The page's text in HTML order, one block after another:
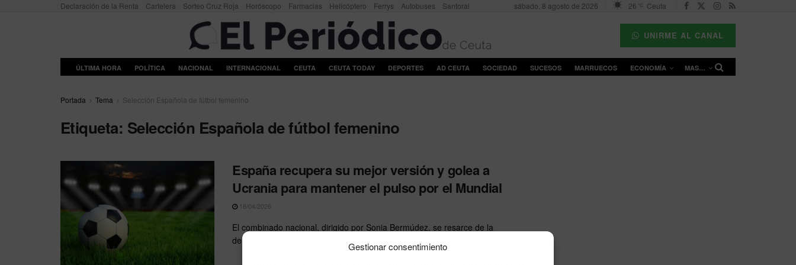
Gestionar consentimiento
Declaración de la Renta Cartelera Sorteo Cruz Roja Horóscopo Farmacias Helicóptero Ferrys Autobuses Santoral sábado, 8 agosto de 2026 26 °C Ceuta
UNIRME AL CANAL
ÚLTIMA HORA POLÍTICA NACIONAL INTERNACIONAL CEUTA CEUTA TODAY DEPORTES AD CEUTA SOCIEDAD SUCESOS MARRUECOS ECONOMÍA MAS…
Portada Tema Selección Española de fútbol femenino
Etiqueta: Selección Española de fútbol femenino
España recupera su mejor versión y golea a
Ucrania para mantener el pulso por el Mundial
18/04/2026
El combinado nacional, dirigido por Sonia Bermúdez, se resarce de la
derrota en Londres con una exhibición ofensiva en el ...